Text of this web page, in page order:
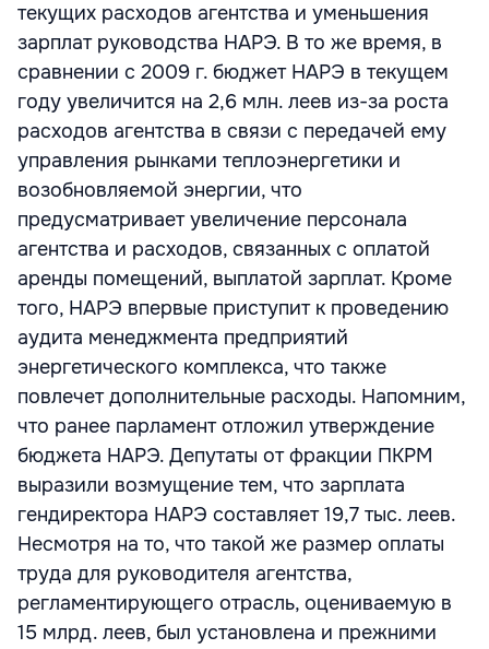
текущих расходов агентства и уменьшения
зарплат руководства НАРЭ. В то же время, в
сравнении с 2009 г. бюджет НАРЭ в текущем
году увеличится на 2,6 млн. леев из-за роста
расходов агентства в связи с передачей ему
управления рынками теплоэнергетики и
возобновляемой энергии, что
предусматривает увеличение персонала
агентства и расходов, связанных с оплатой
аренды помещений, выплатой зарплат. Кроме
того, НАРЭ впервые приступит к проведению
аудита менеджмента предприятий
энергетического комплекса, что также
повлечет дополнительные расходы. Напомним,
что ранее парламент отложил утверждение
бюджета НАРЭ. Депутаты от фракции ПКРМ
выразили возмущение тем, что зарплата
гендиректора НАРЭ составляет 19,7 тыс. леев.
Несмотря на то, что такой же размер оплаты
труда для руководителя агентства,
регламентирующего отрасль, оцениваемую в
15 млрд. леев, был установлена и прежними